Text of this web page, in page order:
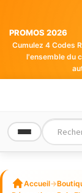
PROMOS 2026
Cumulez 4 Codes
l'ensemble du
Accueil→